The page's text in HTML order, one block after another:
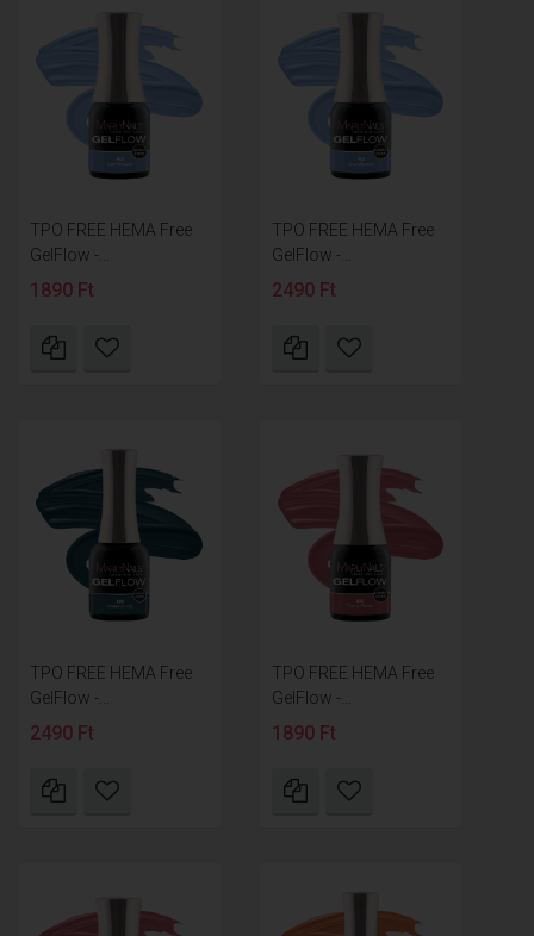
TPO FREE HEMA Free
GelFlow -...
1890 Ft
TPO FREE HEMA Free
GelFlow -...
2490 Ft
TPO FREE HEMA Free
GelFlow -...
2490 Ft
TPO FREE HEMA Free
GelFlow -...
1890 Ft